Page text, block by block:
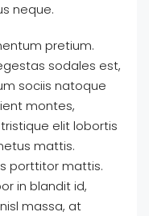
neque.
pretium.
sodales est,
sociis natoque
montes,
elit lobortis
mattis.
porttitor mattis.
in blandit id,
massa, at